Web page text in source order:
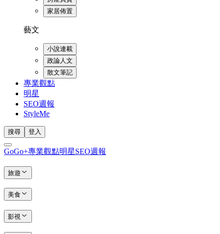
家居佈置
藝文
小說連載
政論人文
散文筆記
專業觀點
明星
SEO週報
StyleMe
搜尋 登入
GoGo+專業觀點明星SEO週報
旅遊
美食
影視